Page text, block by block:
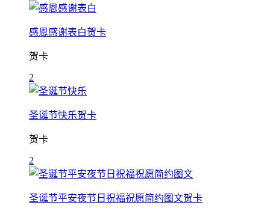
感恩感谢表白贺卡
贺卡
2
圣诞节快乐贺卡
贺卡
2
圣诞节平安夜节日祝福祝愿简约图文贺卡